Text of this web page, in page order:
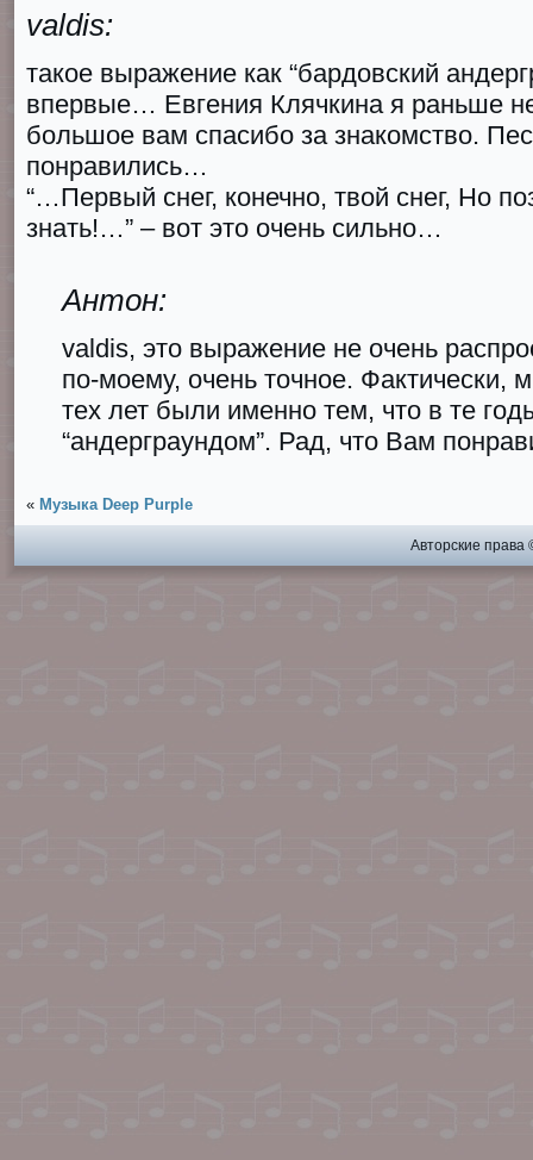
valdis:
такое выражение как “бардовский
впервые… Евгения Клячкина я раньше
большое вам спасибо за знакомство.
понравились…
“…Первый снег, конечно, твой снег, Но
знать!…” – вот это очень сильно…
Антон:
valdis, это выражение не очень
по-моему, очень точное. Фактически,
тех лет были именно тем, что в те
“андерграундом”. Рад, что Вам
« Музыка Deep Purple
Авторские